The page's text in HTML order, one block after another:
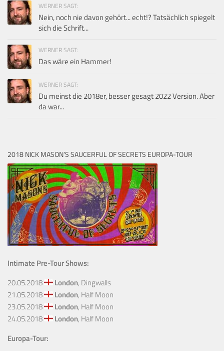
WERNER SAGT:
Nein, noch nie davon gehört... echt!? Tatsächlich spiegelt
sich die Schrift...
WERNER SAGT:
Das wäre ein Hammer!
WERNER SAGT:
Du meinst die 2018er, besser gesagt 2022 Version. Aber
da war...
2018 NICK MASON’S SAUCERFUL OF SECRETS EUROPA-TOUR
Intimate Pre-Tour Shows:
20.05.2018
London, Dingwalls
21.05.2018
London, Half Moon
23.05.2018
London, Half Moon
24.05.2018
London, Half Moon
Europa-Tour: